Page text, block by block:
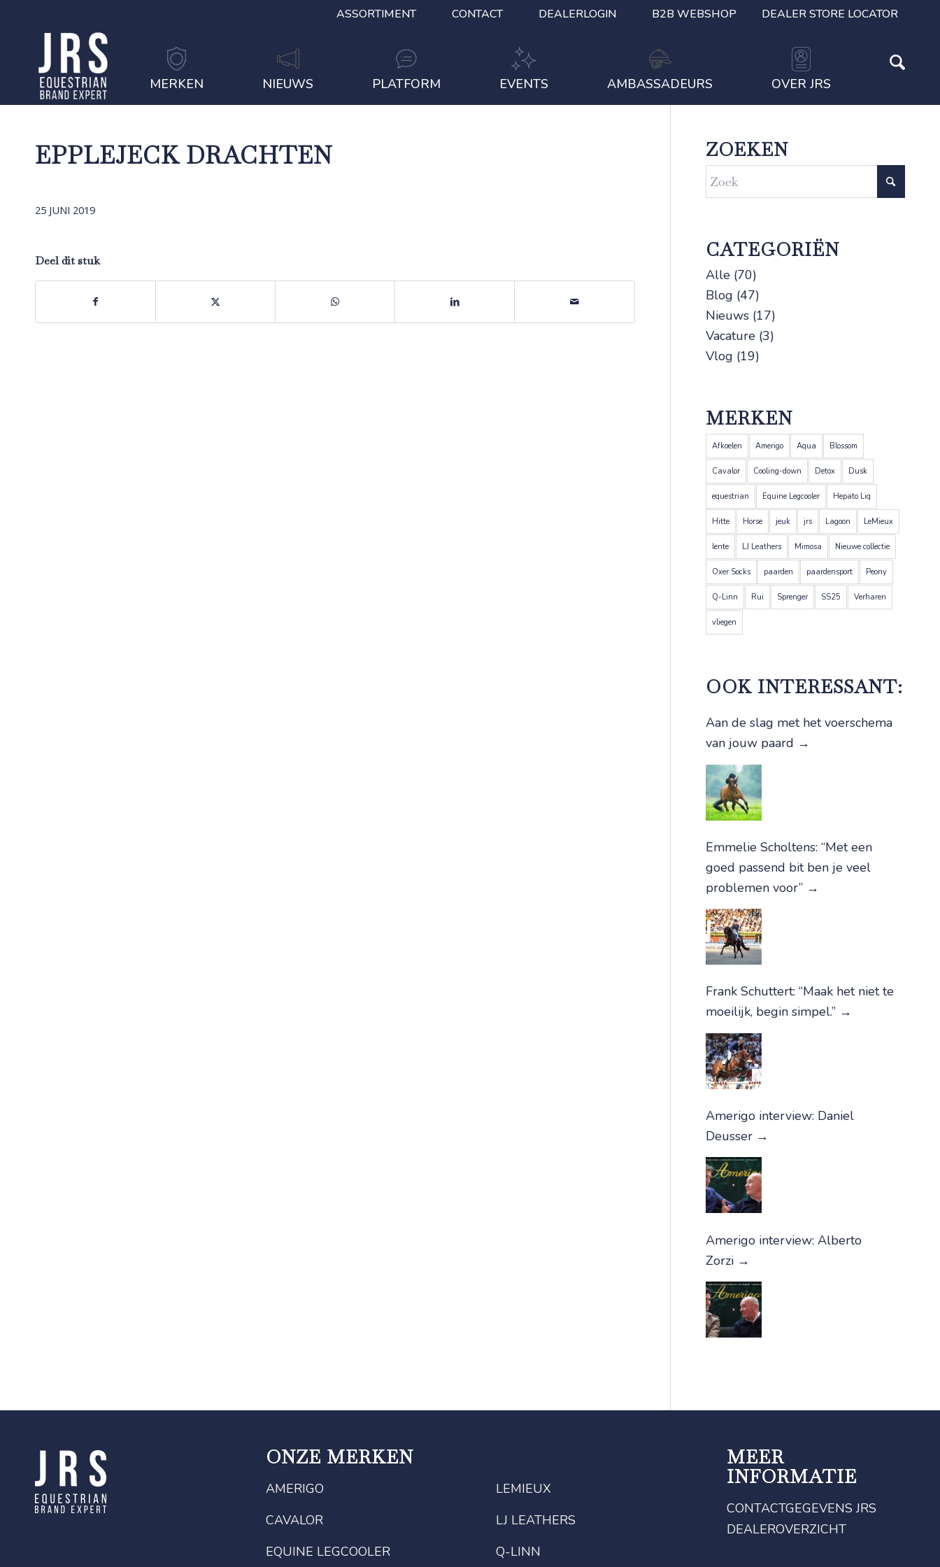
ASSORTIMENT CONTACT DEALERLOGIN B2B WEBSHOP DEALER STORE LOCATOR
MERKEN NIEUWS PLATFORM EVENTS AMBASSADEURS OVER JRS
EPPLEJECK DRACHTEN
25 JUNI 2019
Deel dit stuk
ZOEKEN
CATEGORIËN
Alle (70)
Blog (47)
Nieuws (17)
Vacature (3)
Vlog (19)
MERKEN
Afkoelen Amerigo Aqua Blossom
Cavalor Cooling-down Detox Dusk
equestrian Equine Legcooler Hepato Liq
Hitte Horse jeuk jrs Lagoon LeMieux
lente LJ Leathers Mimosa Nieuwe collectie
Oxer Socks paarden paardensport Peony
Q-Linn Rui Sprenger SS25 Verharen
vliegen
OOK INTERESSANT:
Aan de slag met het voerschema
van jouw paard →
Emmelie Scholtens: “Met een
goed passend bit ben je veel
problemen voor” →
Frank Schuttert: “Maak het niet te
moeilijk, begin simpel.” →
Amerigo interview: Daniel
Deusser →
Amerigo interview: Alberto
Zorzi →
ONZE MERKEN
AMERIGO
CAVALOR
EQUINE LEGCOOLER
LEMIEUX
LJ LEATHERS
Q-LINN
MEER
INFORMATIE
CONTACTGEGEVENS JRS
DEALEROVERZICHT